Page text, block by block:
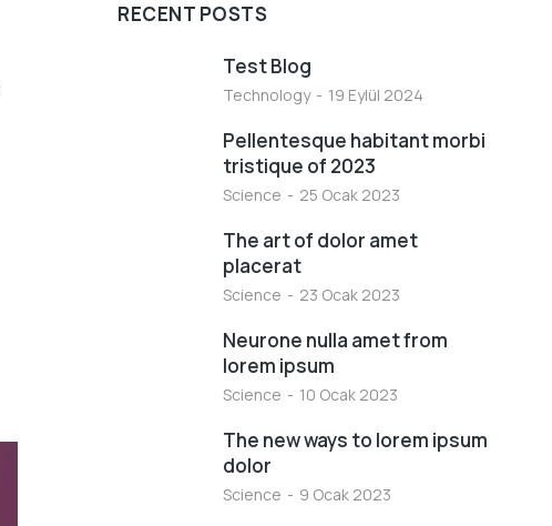
RECENT POSTS
Test Blog
Technology 19 Eylül 2024
Pellentesque habitant morbi
tristique of 2023
Science 25 Ocak 2023
The art of dolor amet
placerat
Science 23 Ocak 2023
Neurone nulla amet from
lorem ipsum
Science 10 Ocak 2023
The new ways to lorem ipsum
dolor
Science 9 Ocak 2023